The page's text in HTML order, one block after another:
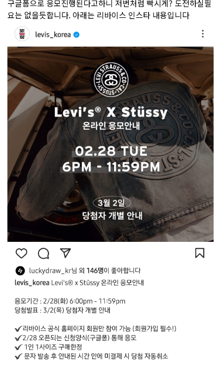
구글폼으로 응모진행된다고하니 저번처럼 빡시게? 도전하실필
요는 없을듯합니다. 아래는 리바이스 인스타 내용입니다